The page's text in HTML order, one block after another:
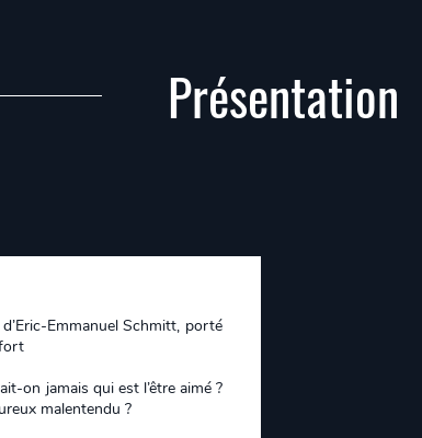
Présentation
Emmanuel Schmitt, porté
on jamais qui est l’être aimé ?
malentendu ?